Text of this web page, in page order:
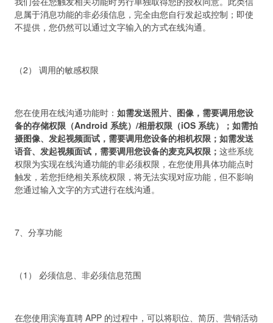
息属于消息功能的非必须信息，完全由您自行发起或控制；即使
不提供，您仍然可以通过文字输入的方式在线沟通。
（2） 调用的敏感权限
您在使用在线沟通功能时： 如需发送照片、图像，需要调用您设
备的存储权限（Android 系统）/相册权限（iOS 系统）；如需拍
摄图像、发起视频面试，需要调用您设备的相机权限；如需发送
语音、发起视频面试，需要调用您设备的麦克风权限； 这些系统
权限为实现在线沟通功能的非必须权限，在您使用具体功能点时
触发，若您拒绝相关系统权限，将无法实现对应功能，但不影响
您通过输入文字的方式进行在线沟通。
7、分享功能
（1） 必须信息、非必须信息范围
在您使用滨海直聘 APP 的过程中，可以将职位、简历、营销活动